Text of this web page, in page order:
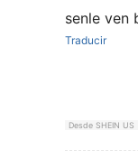
senle ven
Traducir
Desde SHEIN US